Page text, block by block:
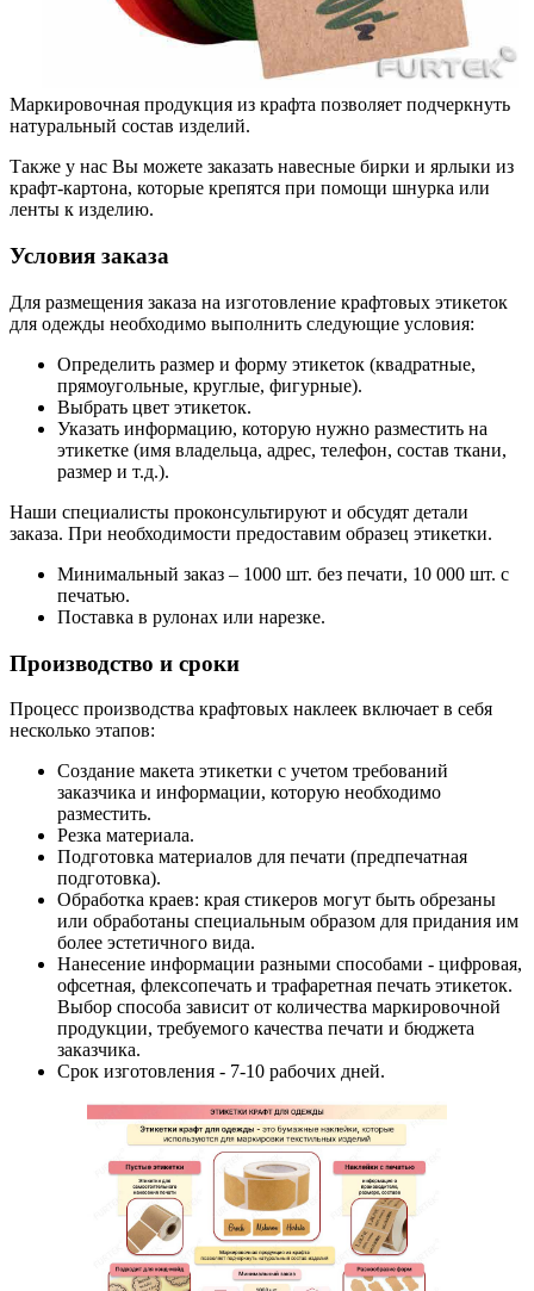
Маркировочная продукция из крафта позволяет подчеркнуть
натуральный состав изделий.
Также у нас Вы можете заказать навесные бирки и ярлыки из
крафт-картона, которые крепятся при помощи шнурка или
ленты к изделию.
Условия заказа
Для размещения заказа на изготовление крафтовых этикеток
для одежды необходимо выполнить следующие условия:
Определить размер и форму этикеток (квадратные,
прямоугольные, круглые, фигурные).
Выбрать цвет этикеток.
Указать информацию, которую нужно разместить на
этикетке (имя владельца, адрес, телефон, состав ткани,
размер и т.д.).
Наши специалисты проконсультируют и обсудят детали
заказа. При необходимости предоставим образец этикетки.
Минимальный заказ – 1000 шт. без печати, 10 000 шт. с
печатью.
Поставка в рулонах или нарезке.
Производство и сроки
Процесс производства крафтовых наклеек включает в себя
несколько этапов:
Создание макета этикетки с учетом требований
заказчика и информации, которую необходимо
разместить.
Резка материала.
Подготовка материалов для печати (предпечатная
подготовка).
Обработка краев: края стикеров могут быть обрезаны
или обработаны специальным образом для придания им
более эстетичного вида.
Нанесение информации разными способами - цифровая,
офсетная, флексопечать и трафаретная печать этикеток.
Выбор способа зависит от количества маркировочной
продукции, требуемого качества печати и бюджета
заказчика.
Срок изготовления - 7-10 рабочих дней.